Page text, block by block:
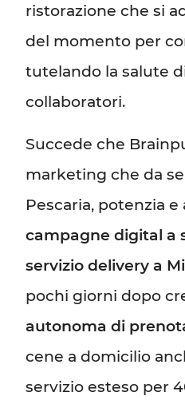
ristorazione che si
del momento per
tutelando la salute
collaboratori.
Succede che
marketing che da
Pescaria, potenzia e
campagne digital a
servizio delivery a
pochi giorni dopo
autonoma di
cene a domicilio
servizio esteso per